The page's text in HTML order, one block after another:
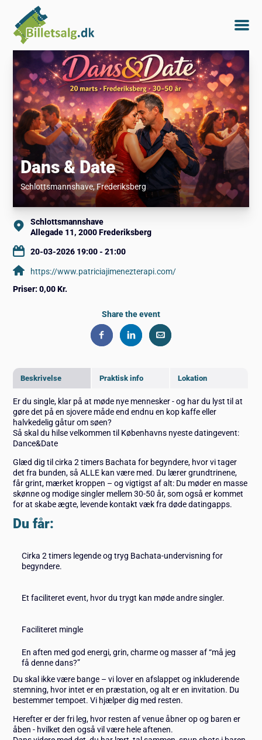
Dans & Date
Schlottsmannshave, Frederiksberg
Beskrivelse Praktisk info Lokation
Er du single, klar på at møde nye mennesker - og har du lyst til at
gøre det på en sjovere måde end endnu en kop kaffe eller
halvkedelig gåtur om søen?
Så skal du hilse velkommen til Københavns nyeste datingevent:
Dance&Date
Glæd dig til cirka 2 timers Bachata for begyndere, hvor vi tager
det fra bunden, så ALLE kan være med. Du lærer grundtrinene,
får grint, mærket kroppen – og vigtigst af alt: Du møder en masse
skønne og modige singler mellem 30-50 år, som også er kommet
for at skabe ægte, levende kontakt væk fra døde datingapps.
Du får:
Cirka 2 timers legende og tryg Bachata-undervisning for
begyndere.
Et faciliteret event, hvor du trygt kan møde andre singler.
Faciliteret mingle
En aften med god energi, grin, charme og masser af “må jeg
få denne dans?”
Du skal ikke være bange – vi lover en afslappet og inkluderende
stemning, hvor intet er en præstation, og alt er en invitation. Du
bestemmer tempoet. Vi hjælper dig med resten.
Herefter er der fri leg, hvor resten af venue åbner op og baren er
åben - hvilket den også vil være hele aftenen.
Schlottsmannshave
Allegade 11, 2000 Frederiksberg
20-03-2026 19:00 - 21:00
https://www.patriciajimenezterapi.com/
Priser: 0,00 Kr.
Share the event